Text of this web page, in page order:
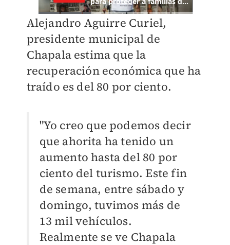
Alejandro Aguirre Curiel,
presidente municipal de
Chapala estima que la
recuperación económica que ha
traído es del 80 por ciento.
"Yo creo que podemos decir
que ahorita ha tenido un
aumento hasta del 80 por
ciento del turismo. Este fin
de semana, entre sábado y
domingo, tuvimos más de
13 mil vehículos.
Realmente se ve Chapala